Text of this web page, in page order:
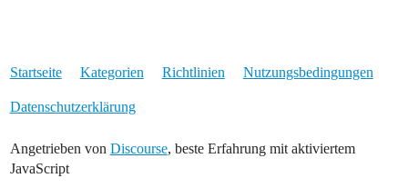
Startseite Kategorien Richtlinien Nutzungsbedingungen
Datenschutzerklärung
Angetrieben von Discourse, beste Erfahrung mit aktiviertem
JavaScript